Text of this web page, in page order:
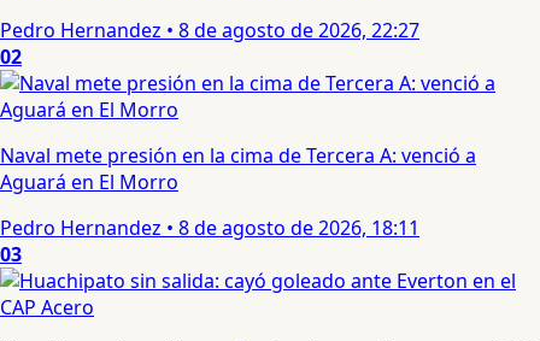
Pedro Hernandez • 8 de agosto de 2026, 22:27
02
Naval mete presión en la cima de Tercera A: venció a
Aguará en El Morro
Pedro Hernandez • 8 de agosto de 2026, 18:11
03